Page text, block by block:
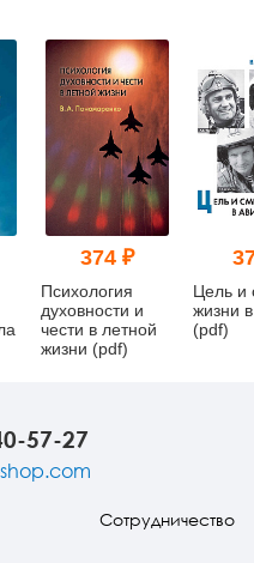
374 ₽
Психология
духовности и
чести в летной
жизни (pdf)
Цель и
жизни
(pdf)
57-27
Сотрудничество